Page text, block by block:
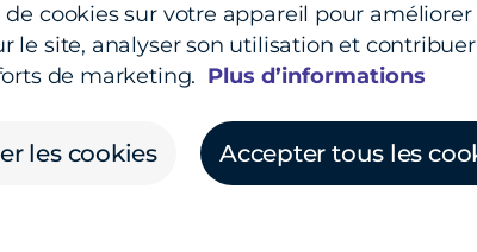
de définir la direction des marchés
sont de nouveau à la hausse en raison
d’adjudications de titres du Trésor et du
à long terme a fait grimper l’indice de
cookies sur votre appareil pour améliorer
le site, analyser son utilisation et
de marketing. Plus d’informations
les cookies Accepter tous les